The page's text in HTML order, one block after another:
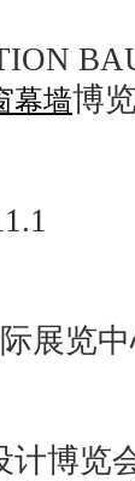
幕墙博
展览中
博览